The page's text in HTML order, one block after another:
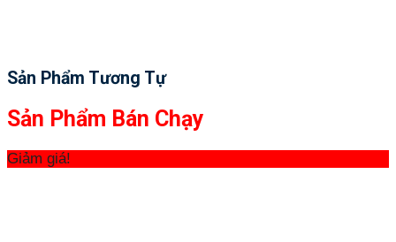
Sản Phẩm Tương Tự
Sản Phẩm Bán Chạy
Giảm giá!